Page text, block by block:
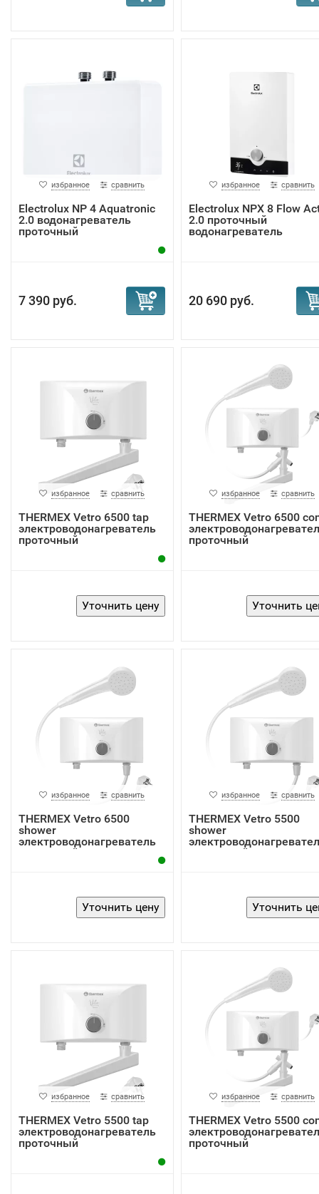
избранное сравнить
Electrolux NP 4 Aquatronic
2.0 водонагреватель
проточный
7 390 руб.
избранное сравнить
Electrolux NPX 8 Flow
2.0 проточный
водонагреватель
20 690 руб.
избранное сравнить
THERMEX Vetro 6500 tap
электроводонагреватель
проточный
избранное сравнить
THERMEX Vetro 6500
проточный
избранное сравнить
THERMEX Vetro 6500
shower
электроводонагреватель
проточный
избранное сравнить
THERMEX Vetro 5500
shower
проточный
избранное сравнить
THERMEX Vetro 5500 tap
электроводонагреватель
проточный
избранное сравнить
THERMEX Vetro 5500
проточный